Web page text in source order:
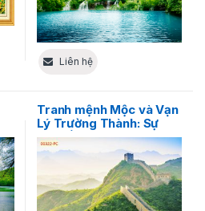
Liên hệ
Tranh mệnh Mộc và Vạn
Lý Trường Thành: Sự
cân bằng cho mọi không
gian sống